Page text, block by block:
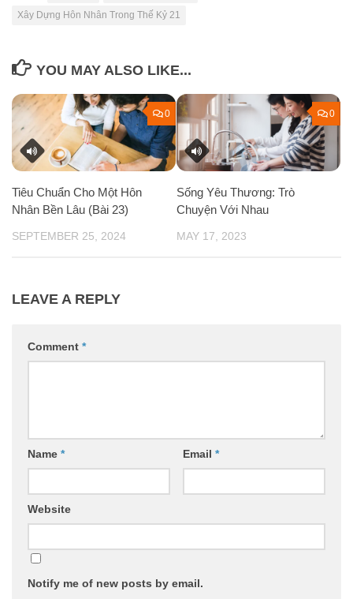
Xây Dựng Hôn Nhân Trong Thế Kỷ 21
YOU MAY ALSO LIKE...
0
Tiêu Chuẩn Cho Một Hôn
Nhân Bền Lâu (Bài 23)
SEPTEMBER 25, 2024
0
Sống Yêu Thương: Trò
Chuyện Với Nhau
MAY 17, 2023
LEAVE A REPLY
Comment *
Name * Email *
Website
Notify me of new posts by email.